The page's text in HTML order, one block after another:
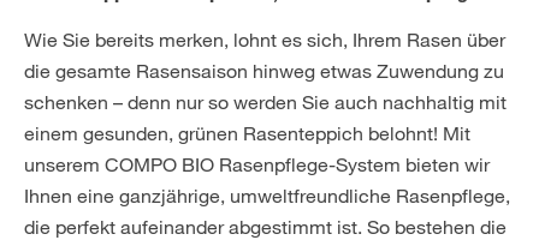
Wie Sie bereits merken, lohnt es sich, Ihrem Rasen über
die gesamte Rasensaison hinweg etwas Zuwendung zu
schenken – denn nur so werden Sie auch nachhaltig mit
einem gesunden, grünen Rasenteppich belohnt! Mit
unserem COMPO BIO Rasenpflege-System bieten wir
Ihnen eine ganzjährige, umweltfreundliche Rasenpflege,
die perfekt aufeinander abgestimmt ist. So bestehen die